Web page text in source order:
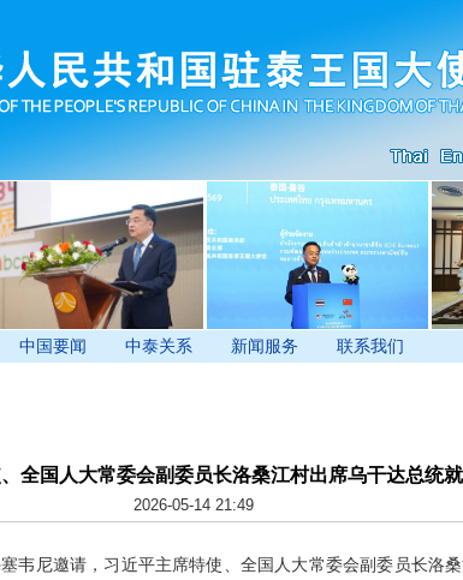
中国要闻 中泰关系 新闻服务 联系我们
全国人大常委会副委员长洛桑江村出席乌干达总统
2026-05-14 21:49
韦尼邀请，习近平主席特使、全国人大常委会副委员长洛